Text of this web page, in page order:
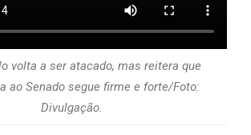
volta a ser atacado, mas reitera que
ao Senado segue firme e forte/Foto:
Divulgação.